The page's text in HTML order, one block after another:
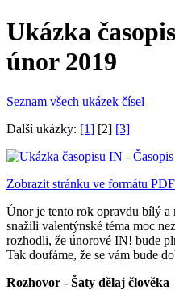
Ukázka
únor 2019
Seznam všech ukázek čísel
Další ukázky: [1] [2] [3]
Zobrazit stránku ve formátu PDF
Únor je tento rok opravdu bílý
snažili valentýnské téma moc
rozhodli, že únorové IN! bude
Tak doufáme, že se vám bude
Rozhovor - Šaty dělaj člověka